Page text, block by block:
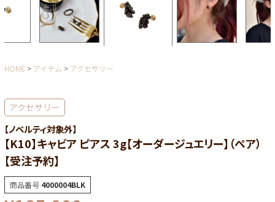
HOME アイテム アクセサリー
アクセサリー
【ノベルティ対象外】
【K10】キャビア ピアス 3g【オーダージュエリー】（ペア）
【受注予約】
商品番号 4000004BLK